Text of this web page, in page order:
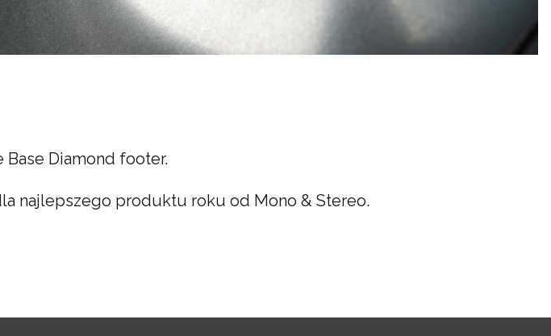
Base Diamond footer.
najlepszego produktu roku od Mono & Stereo.